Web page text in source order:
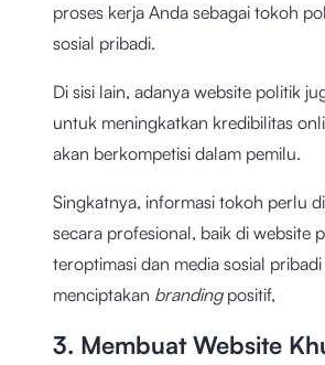
proses kerja Anda sebagai tokoh
sosial pribadi.
Di sisi lain, adanya website politik
untuk meningkatkan kredibilitas
akan berkompetisi dalam pemilu.
Singkatnya, informasi tokoh perlu
secara profesional, baik di website
teroptimasi dan media sosial
menciptakan brandingpositif,
3. Membuat Website